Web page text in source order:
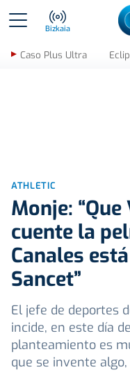
Bizkaia
Caso Plus Ultra
ATHLETIC
Monje:
cuente la
Canales
Sancet”
El jefe de deportes
incide, en este día
planteamiento es
que se invente